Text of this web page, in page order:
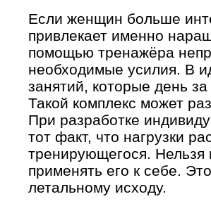
Если женщин больше
привлекает именно
помощью тренажёра
необходимые усилия. В
занятий, которые день
Такой комплекс может
При разработке
тот факт, что нагрузки
тренирующегося. Нельзя
применять его к себе.
летальному исходу.